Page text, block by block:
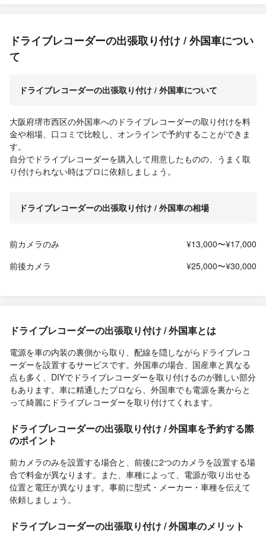
ドライブレコーダーの出張取り付け / 外国車につい
て
ドライブレコーダーの出張取り付け / 外国車について
大阪府堺市西区の外国車へのドライブレコーダーの取り付けを料
金や相場、口コミで比較し、オンラインで予約することができま
す。
自分でドライブレコーダーを購入して用意したものの、うまく取
り付けられない時はプロに依頼しましょう。
ドライブレコーダーの出張取り付け / 外国車の相場
前カメラのみ
¥13,000〜¥17,000
前後カメラ
¥25,000〜¥30,000
ドライブレコーダーの出張取り付け / 外国車とは
電源を車の内装の裏側から取り、配線を隠しながらドライブレコ
ーダーを設置するサービスです。外国車の場合、国産車と異なる
点も多く、DIYでドライブレコーダーを取り付けるのが難しい部分
もあります。車に精通したプロなら、外国車でも電源を裏からと
って綺麗にドライブレコーダーを取り付けてくれます。
ドライブレコーダーの出張取り付け / 外国車を予約する際
のポイント
前カメラのみを設置する場合と、前後に2つのカメラを設置する場
合で料金が異なります。また、車種によって、電源が取り出せる
位置と電圧が異なります。事前に型式・メーカー・車種を伝えて
依頼しましょう。
ドライブレコーダーの出張取り付け / 外国車のメリット